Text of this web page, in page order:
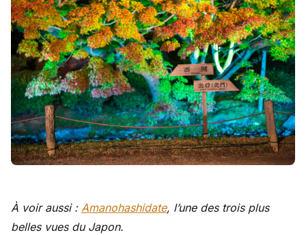
À voir aussi : Amanohashidate, l’une des trois plus
belles vues du Japon.